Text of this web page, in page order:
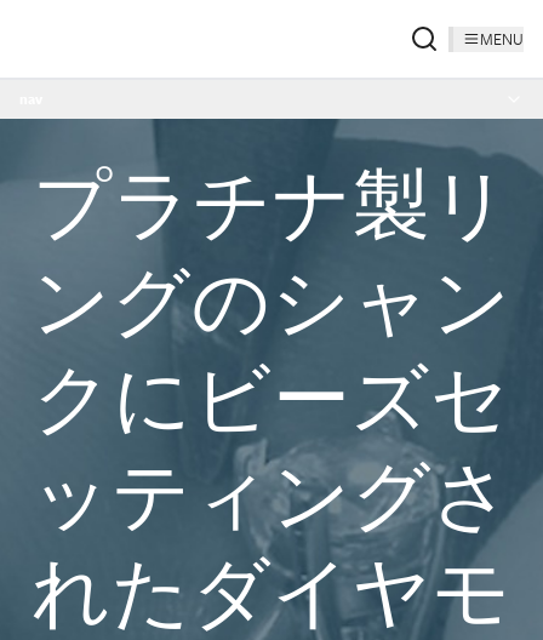
MENU
プラチナ製リ
ングのシャン
クにビーズセ
ッティングさ
れたダイヤモ